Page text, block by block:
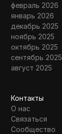
февраль 2026
январь 2026
декабрь 2025
ноябрь 2025
октябрь 2025
сентябрь 2025
август 2025
Контакты
О нас
Связаться
Сообщество